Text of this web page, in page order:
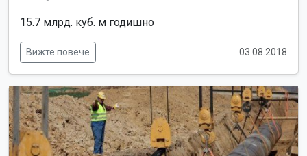
15.7 млрд. куб. м годишно
Вижте повече 03.08.2018